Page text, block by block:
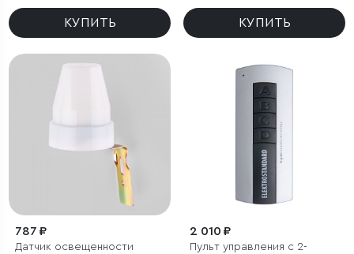
ПДУ 12V (радио) IP40
КУПИТЬ КУПИТЬ
787 ₽
Датчик освещенности
2 010 ₽
Пульт управления с 2-